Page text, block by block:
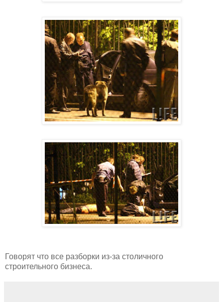
Говорят что все разборки из-за столичного
строительного бизнеса.